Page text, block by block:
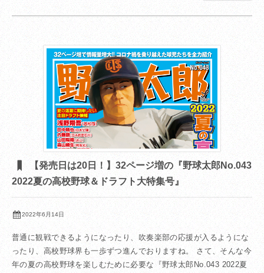
【発売日は20日！】32ページ増の『野球太郎No.043
2022夏の高校野球＆ドラフト大特集号』
2022年6月14日
普通に観戦できるようになったり、吹奏楽部の応援が入るようにな
ったり、高校野球界も一歩ずつ進んでおりますね。 さて、そんな今
年の夏の高校野球を楽しむために必要な『野球太郎No.043 2022夏